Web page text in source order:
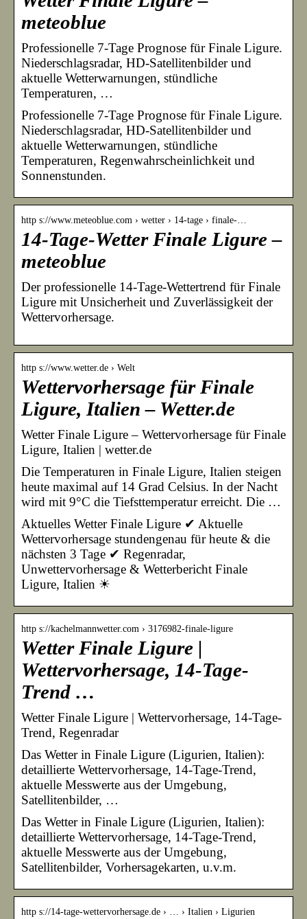
meteoblue
Professionelle 7-Tage Prognose für Finale Ligure.
Niederschlagsradar, HD-Satellitenbilder und
aktuelle Wetterwarnungen, stündliche
Temperaturen, …
Professionelle 7-Tage Prognose für Finale Ligure.
Niederschlagsradar, HD-Satellitenbilder und
aktuelle Wetterwarnungen, stündliche
Temperaturen, Regenwahrscheinlichkeit und
Sonnenstunden.
http s://www.meteoblue.com › wetter › 14-tage › finale-…
14-Tage-Wetter Finale Ligure –
meteoblue
Der professionelle 14-Tage-Wettertrend für Finale
Ligure mit Unsicherheit und Zuverlässigkeit der
Wettervorhersage.
http s://www.wetter.de › Welt
Wettervorhersage für Finale
Ligure, Italien – Wetter.de
Wetter Finale Ligure – Wettervorhersage für Finale
Ligure, Italien | wetter.de
Die Temperaturen in Finale Ligure, Italien steigen
heute maximal auf 14 Grad Celsius. In der Nacht
wird mit 9°C die Tiefsttemperatur erreicht. Die …
Aktuelles Wetter Finale Ligure ✔ Aktuelle
Wettervorhersage stundengenau für heute & die
nächsten 3 Tage ✔ Regenradar,
Unwettervorhersage & Wetterbericht Finale
Ligure, Italien ☀
http s://kachelmannwetter.com › 3176982-finale-ligure
Wetter Finale Ligure |
Wettervorhersage, 14-Tage-
Trend …
Wetter Finale Ligure | Wettervorhersage, 14-Tage-
Trend, Regenradar
Das Wetter in Finale Ligure (Ligurien, Italien):
detaillierte Wettervorhersage, 14-Tage-Trend,
aktuelle Messwerte aus der Umgebung,
Satellitenbilder, …
Das Wetter in Finale Ligure (Ligurien, Italien):
detaillierte Wettervorhersage, 14-Tage-Trend,
aktuelle Messwerte aus der Umgebung,
Satellitenbilder, Vorhersagekarten, u.v.m.
http s://14-tage-wettervorhersage.de › … › Italien › Ligurien